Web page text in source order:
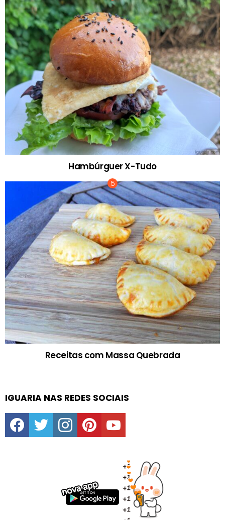
Hambúrguer X-Tudo
Receitas com Massa Quebrada
IGUARIA NAS REDES SOCIAIS
facebooktwitter instagrampinterestyoutube